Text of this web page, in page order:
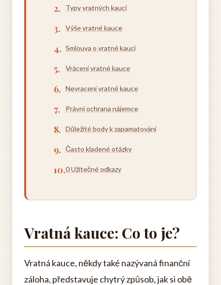
Typy vratných kaucí
Výše vratné kauce
Smlouva o vratné kauci
Vrácení vratné kauce
Nevracení vratné kauce
Právní ochrana nájemce
Důležité body k zapamatování
Často kladené otázky
0 Užitečné odkazy
Vratná kauce: Co to je?
Vratná kauce, někdy také nazývaná finanční
záloha, představuje chytrý způsob, jak si obě